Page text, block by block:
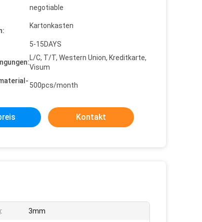
negotiable
Kartonkasten
5-15DAYS
L/C, T/T, Western Union, Kreditkarte,
Visum
500pcs/month
Kontakt
3mm